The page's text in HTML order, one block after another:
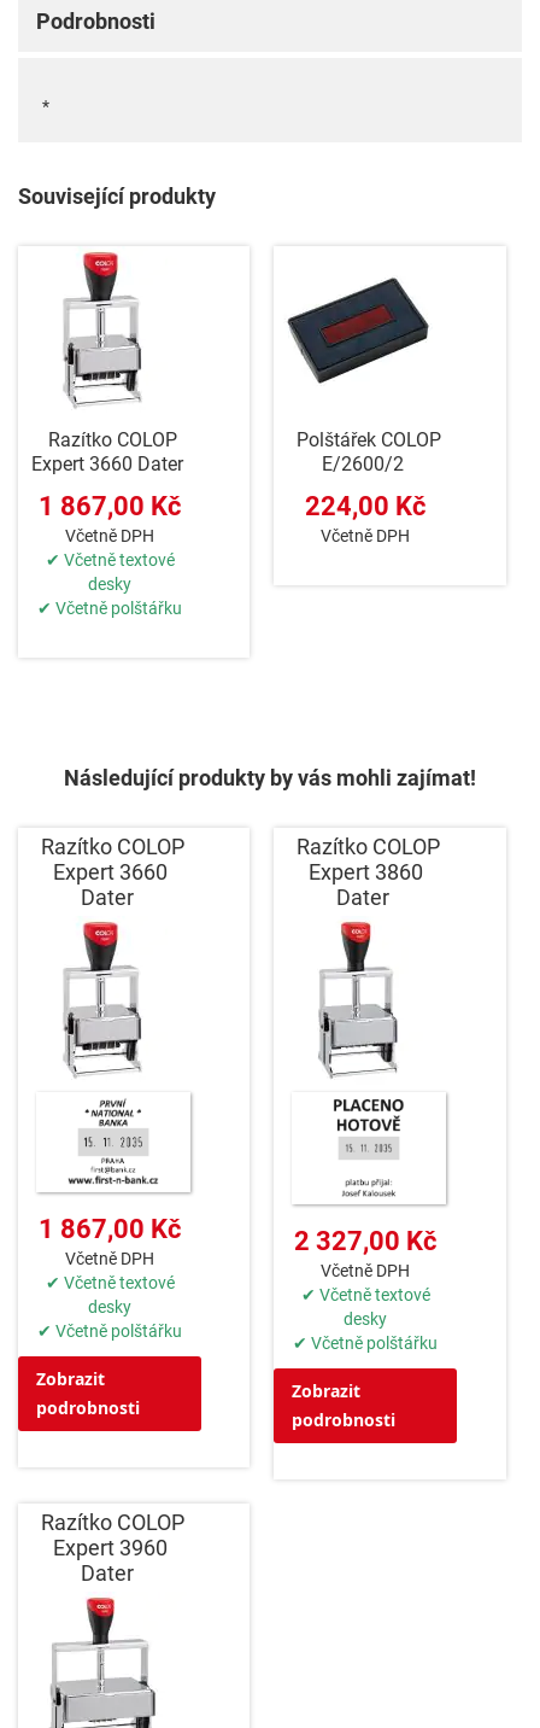
Podrobnosti
*
Související produkty
Razítko COLOP
Expert 3660 Dater
1 867,00 Kč
Včetně DPH
✔ Včetně textové
desky
✔ Včetně polštářku
Polštářek COLOP
E/2600/2
224,00 Kč
Včetně DPH
Následující produkty by vás mohli zajímat!
Razítko COLOP
Expert 3660
Dater
1 867,00 Kč
Včetně DPH
✔ Včetně textové
desky
✔ Včetně polštářku
Zobrazit
podrobnosti
Razítko COLOP
Expert 3860
Dater
2 327,00 Kč
Včetně DPH
✔ Včetně textové
desky
✔ Včetně polštářku
Zobrazit
podrobnosti
Razítko COLOP
Expert 3960
Dater